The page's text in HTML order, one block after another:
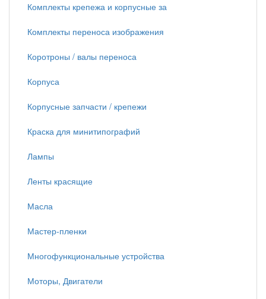
Комплекты крепежа и корпусные за
Комплекты переноса изображения
Коротроны / валы переноса
Корпуса
Корпусные запчасти / крепежи
Краска для минитипографий
Лампы
Ленты красящие
Масла
Мастер-пленки
Многофункциональные устройства
Моторы, Двигатели